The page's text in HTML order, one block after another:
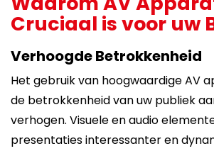
Cruciaal is voor uw
Verhoogde Betrokkenheid
Het gebruik van hoogwaardige AV
de betrokkenheid van uw publiek
verhogen. Visuele en audio
presentaties interessanter en